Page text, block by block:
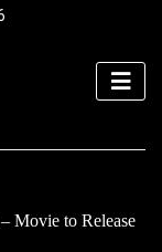
Movie to Release